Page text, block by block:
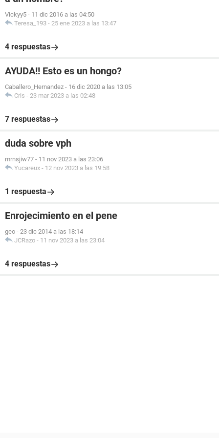
Vickyy5 - 11 dic 2016 a las 04:50
Teresa_193 - 25 ene 2023 a las 13:47
4 respuestas
AYUDA!! Esto es un hongo?
Caballero_Hernandez - 16 dic 2020 a las 13:05
Cris - 23 mar 2023 a las 02:48
7 respuestas
duda sobre vph
mrnsjiw77 - 11 nov 2023 a las 23:06
Yucareux - 12 nov 2023 a las 19:58
1 respuesta
Enrojecimiento en el pene
geo - 23 dic 2014 a las 18:14
JCRazo - 11 nov 2023 a las 23:04
4 respuestas